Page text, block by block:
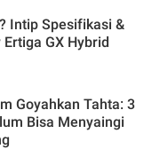
2026
Intip Spesifikasi &
GX Hybrid
Goyahkan Tahta: 3
Bisa Menyaingi